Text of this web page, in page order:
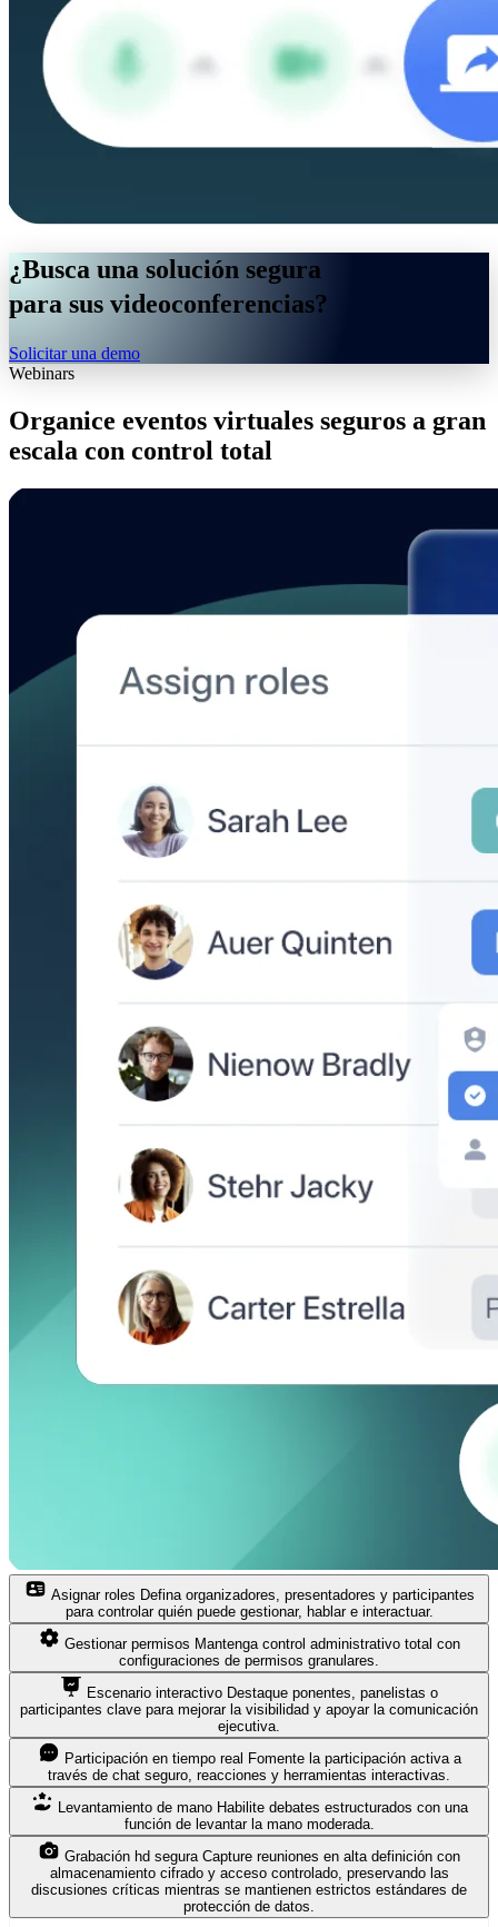
¿Busca una solución segura
para sus videoconferencias?
Solicitar una demo
Webinars
Organice eventos virtuales seguros a gran
escala con control total
Asignar roles Defina organizadores, presentadores y participantes
para controlar quién puede gestionar, hablar e interactuar.
Gestionar permisos Mantenga control administrativo total con
configuraciones de permisos granulares.
Escenario interactivo Destaque ponentes, panelistas o
participantes clave para mejorar la visibilidad y apoyar la comunicación
ejecutiva.
Participación en tiempo real Fomente la participación activa a
través de chat seguro, reacciones y herramientas interactivas.
Levantamiento de mano Habilite debates estructurados con una
función de levantar la mano moderada.
Grabación hd segura Capture reuniones en alta definición con
almacenamiento cifrado y acceso controlado, preservando las
discusiones críticas mientras se mantienen estrictos estándares de
protección de datos.